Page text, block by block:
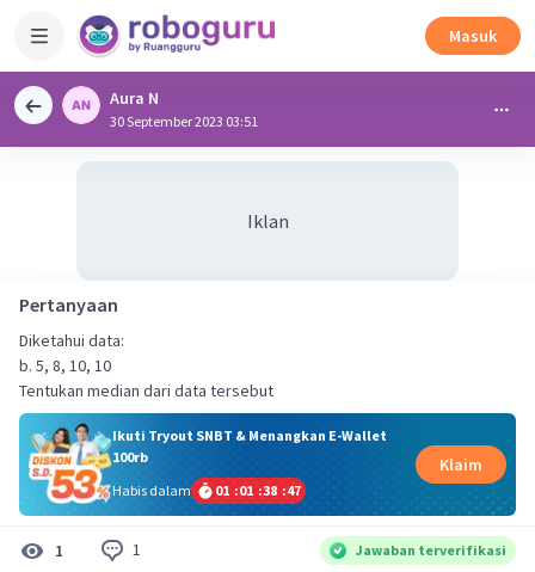
Masuk
Aura N
30 September 2023 03:51
Iklan
Pertanyaan
Diketahui data:
b. 5, 8, 10, 10
Tentukan median dari data tersebut
Ikuti Tryout SNBT & Menangkan E-Wallet
100rb
Habis dalam
01 :01 :38 :47
Klaim
1 1 Jawaban terverifikasi